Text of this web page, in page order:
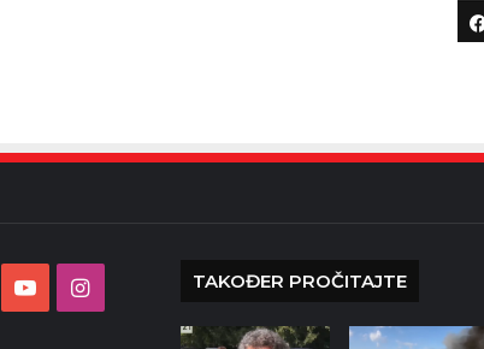
YouTubeInstagram TAKOĐER PROČITAJTE